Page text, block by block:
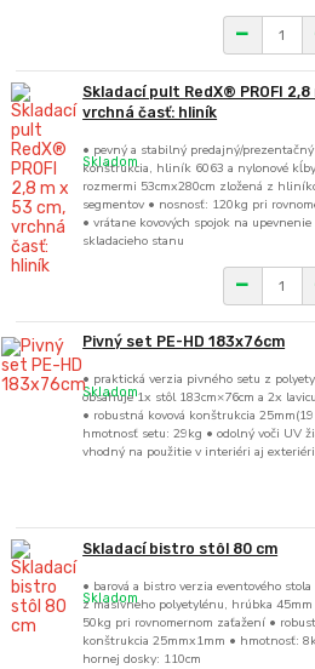
Skladací pult RedX® PROFI 2,8
vrchná časť: hliník
• pevný a stabilný predajný/
konštrukcia, hliník 6063 a nylonové
rozmermi 53cmx280cm zložená z
segmentov • nosnosť: 120kg pri
• vrátane kovových spojok na
skladacieho stanu
Skladom
Pivný set PE-HD 183x76cm
• praktická verzia pivného setu z
obsahuje 1x stôl 183cm×76cm a 2x
• robustná kovová konštrukcia
hmotnosť setu: 29kg • odolný voči UV
vhodný na použitie v interiéri aj exteriéri
Skladom
Skladací bistro stôl 80 cm
• barová a bistro verzia eventového
z masívneho polyetylénu, hrúbka
50kg pri rovnomernom zaťažení •
konštrukcia 25mmx1mm • hmotnosť:
hornej dosky: 110cm
Skladom